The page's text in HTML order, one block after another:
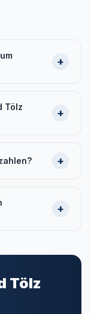
+
Tölz
+
+
+
Tölz